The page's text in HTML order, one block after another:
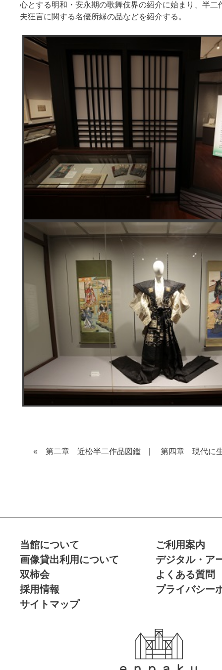
心とする明和・安永期の歌舞伎界の紹介に始まり、半二
夫狂言に関する名優所縁の品などを紹介する。
« 第二章 近松半二作品図鑑 第四章 現代に
当館について
ご利用案内
画像貸出利用について
デジタル・ア
双柿会
よくある質問
採用情報
プライバシー
サイトマップ